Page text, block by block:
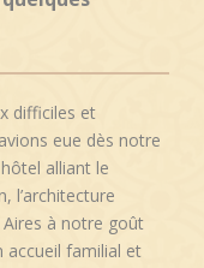
difficiles et
eue dès notre
alliant le
l’architecture
à notre goût
accueil familial et